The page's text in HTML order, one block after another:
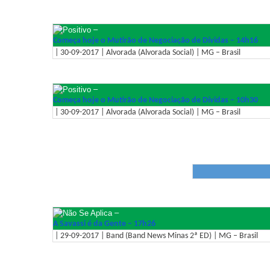
–
Começa hoje o Mutirão de Negociação de Dívidas – 14h16
| 30-09-2017 | Alvorada (Alvorada Social) | MG – Brasil
–
Começa hoje o Mutirão de Negociação de Dívidas – 10h30
| 30-09-2017 | Alvorada (Alvorada Social) | MG – Brasil
–
A Savassi é da Gente – 17h26
| 29-09-2017 | Band (Band News Minas 2ª ED) | MG – Brasil